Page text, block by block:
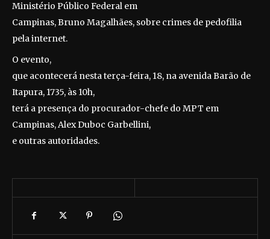
Ministério Público Federal em
Campinas, Bruno Magalhães, sobre crimes de pedofilia
pela internet.
O evento,
que acontecerá nesta terça-feira, 18, na avenida Barão de
Itapura, 1735, às 10h,
terá a presença do procurador-chefe do MPT em
Campinas, Alex Duboc Garbellini,
e outras autoridades.